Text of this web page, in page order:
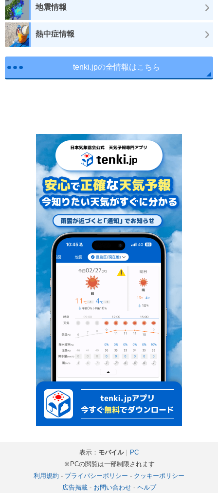
地震情報
熱中症情報
tenki.jpの全情報はこちら
表示： モバイル｜ PC
※PCの閲覧は一部制限されます
利用規約 - プライバシーポリシー - クッキーポリシー
広告掲載- お問い合わせ- ヘルプ